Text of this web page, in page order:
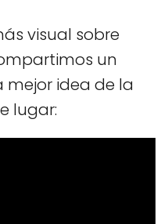
visual sobre
un
mejor idea de la
lugar: